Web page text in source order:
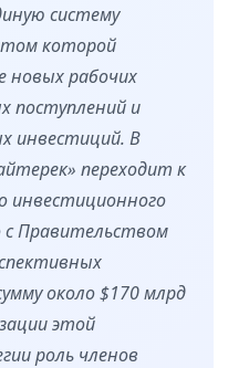
систему
которой
новых рабочих
поступлений и
инвестиций. В
переходит к
инвестиционного
с Правительством
около $170 млрд
этой
роль членов